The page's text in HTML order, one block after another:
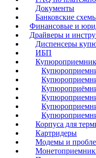
Документы
Банковские
Финансовые и
Драйверы и
Диспенсеры
ИБП
Корпуса для
Картридеры
Модемы и